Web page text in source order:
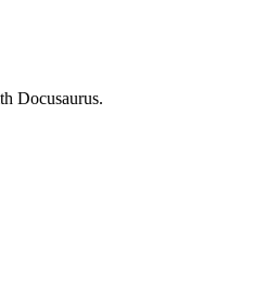
Docusaurus.